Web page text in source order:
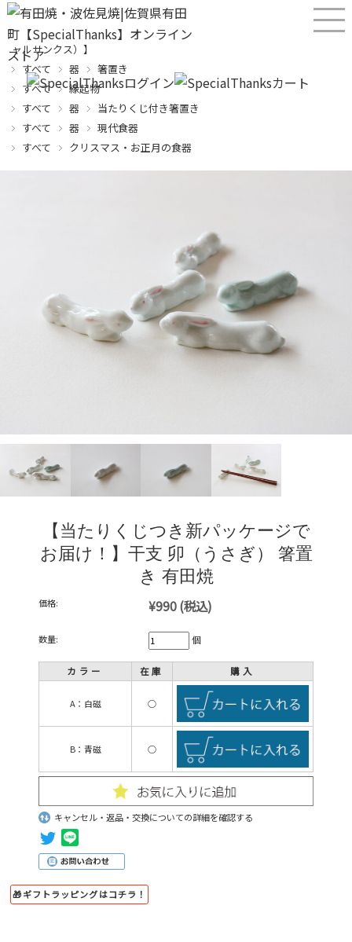
産直！有田焼、波佐見焼オンラインショップ【SPECIALTHANKS（スペシ
ャルサンクス）】
すべて
器
箸置き
すべて
縁起物
すべて
器
当たりくじ付き箸置き
すべて
器
現代食器
すべて
クリスマス・お正月の食器
【当たりくじつき新パッケージで
お届け！】干支 卯（うさぎ） 箸置
き 有田焼
価格: ¥990(税込)
数量: 個
カラー 在庫 購入
A：白磁 ○
B：青磁 ○
キャンセル・返品・交換についての詳細を確認する
🎁ギフトラッピングはコチラ！